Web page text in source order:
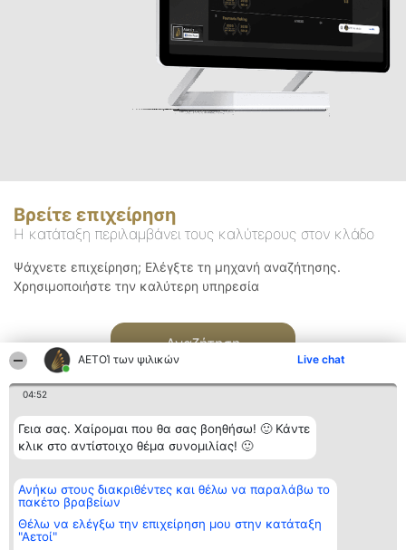
ΑΕΤΟΊ των ψιλικών Live chat
04:52
Γεια σας. Χαίρομαι που θα σας βοηθήσω! 🙂 Κάντε
κλικ στο αντίστοιχο θέμα συνομιλίας! 🙂
Ανήκω στους διακριθέντες και θέλω να παραλάβω το
πακέτο βραβείων
Θέλω να ελέγξω την επιχείρηση μου στην κατάταξη
"Αετοί"
Βρείτε επιχείρηση
Η κατάταξη περιλαμβάνει τους καλύτερους στον κλάδο
Ψάχνετε επιχείρηση; Ελέγξτε τη μηχανή αναζήτησης.
Χρησιμοποιήστε την καλύτερη υπηρεσία
Αναζήτηση
Διοργανωτής της
κατάταξης
BEAUTIFUL COMPANY
ΤΗΛ. ΕΠΙΚΟΙΝΩΝΙΑΣ:
2104128019
Κατάταξη
Διακριθέντες
των
διακριθέντων
Επικοινωνία
Επικοινωνία